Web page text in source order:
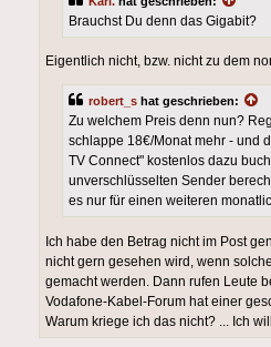
Brauchst Du denn das Gigabit?
Eigentlich nicht, bzw. nicht zu dem
robert_s hat geschrieben:
Zu welchem Preis denn nun?
schlappe 18€/Monat mehr - und
TV Connect" kostenlos dazu
unverschlüsselten Sender
es nur für einen weiteren
Ich habe den Betrag nicht im Post
nicht gern gesehen wird, wenn
gemacht werden. Dann rufen Leute
Vodafone-Kabel-Forum hat einer
Warum kriege ich das nicht? ... Ich